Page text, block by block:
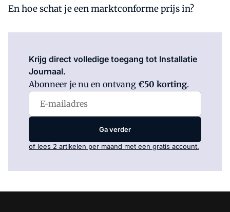
En hoe schat je een marktconforme prijs in?
Krijg direct volledige toegang tot Installatie
Journaal.
Abonneer je nu en ontvang €50 korting.
Ga verder
of lees 2 artikelen per maand met een gratis account.